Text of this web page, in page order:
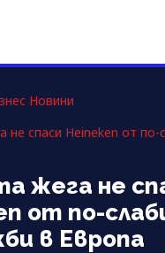
Новини
не спаси Heineken от
жега не
от по-
в Европа